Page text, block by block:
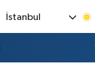
İstanbul